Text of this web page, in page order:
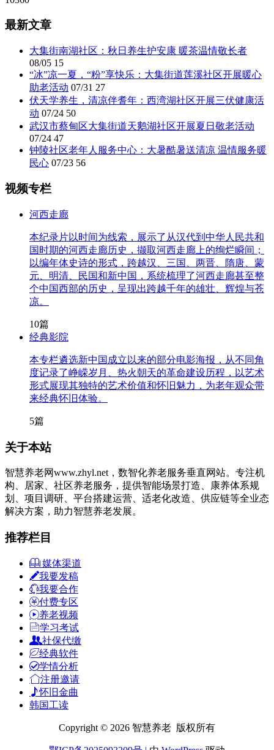
最新文章
大集街南湖社区：秋日养生护安康 暖茶温情敬长者
08/05 15
“冰”凉一夏，“粉”享快乐：大集街道莲溪社区开展暖心
助老活动 07/31 27
伏天学养生，清凉伴耆年：西湾湖社区开展三伏健康活
动 07/24 50
武汉市蔡甸区大集街道天鹅湖社区开展夏日敬老活动
07/24 47
钟陵社区老年人服务中心：大暑酷暑送清凉 温情服务暖
民心 07/23 56
视频专栏
河西走廊
本纪录片以时间为线索，展示了从汉代到中华人民共和
国时期的河西走廊历史，撷取河西走廊上的绚烂瞬间；
以编年体史诗的形式，跨越汉、三国、两晋、隋唐、蒙
元、明清、民国和新中国，系统梳理了河西走廊甚至整
个中国西部的历史，呈现出跨越千年的雄壮、辉煌与苍
凉。
10篇
经典影院
本专栏遴选新中国成立以来的部分电影海报，从不同角
度记录了峥嵘岁月、热火朝天的革命建设历程，以艺术
形式展现其独特的艺术价值和怀旧魅力，为老年观众带
来经典怀旧体验。
5篇
关于本站
智慧养老网www.zhyl.net，数智化养老服务垂直网站。专注机
构、居家、社区养老服务，提供智能场景打造、康养体系规
划、项目调研、平台搭建运营、适老化改造、供应链等全业态
解决方案，助力智慧养老发展。
推荐栏目
媒体渠道
我要发稿
我要合作
付费专区
养老视频
学习考试
社保代缴
经典软件
学情分析
注册邀请
怀旧金曲
韩国工读
Copyright © 2026 智慧养老 版权所有